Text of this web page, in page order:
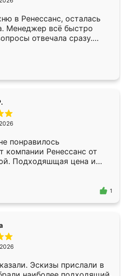
только здесь.
в Ренессанс, осталась
Менеджер всё быстро
отвечала сразу.
в субботу, подошёл к
Собрали
аккуратно, даже
понравилось
компании Ренессанс от
Подходяшщая цена и
изготовления. Приехавший
Владислав
эскизу самый
1
Эскизы прислали в